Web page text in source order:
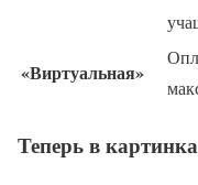
«Виртуальная»
Теперь в